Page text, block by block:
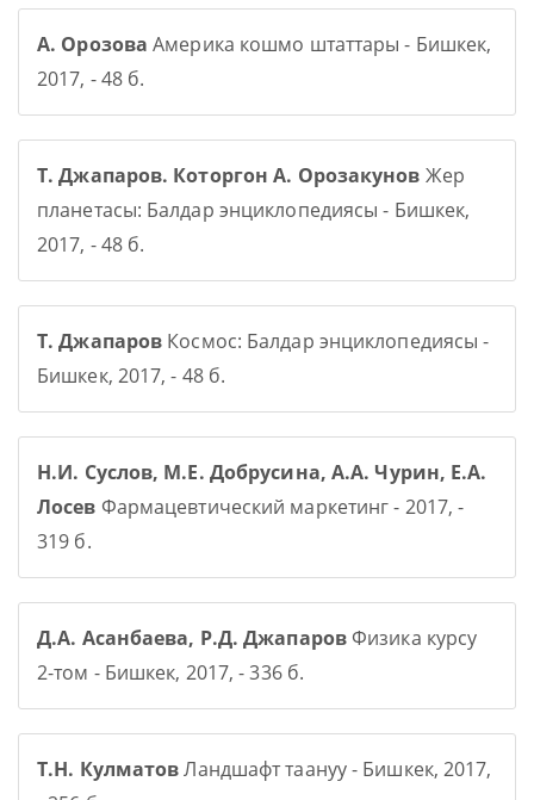
А. Орозова Америка кошмо штаттары - Бишкек,
2017, - 48 б.
Т. Джапаров. Которгон А. Орозакунов Жер
планетасы: Балдар энциклопедиясы - Бишкек,
2017, - 48 б.
Т. Джапаров Космос: Балдар энциклопедиясы -
Бишкек, 2017, - 48 б.
Н.И. Суслов, М.Е. Добрусина, А.А. Чурин, Е.А.
Лосев Фармацевтический маркетинг - 2017, -
319 б.
Д.А. Асанбаева, Р.Д. ДжапаровФизика курсу
2-том - Бишкек, 2017, - 336 б.
Т.Н. КулматовЛандшафт таануу - Бишкек, 2017,